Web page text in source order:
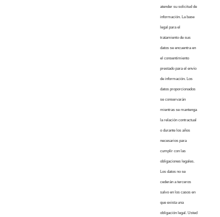
atender su solicitud de
información. La base
legal para el
tratamiento de sus
datos se encuentra en
el consentimiento
prestado para el envío
de información. Los
datos proporcionados
se conservarán
mientras se mantenga
la relación contractual
o durante los años
necesarios para
cumplir con las
obligaciones legales.
Los datos no se
cederán a terceros
salvo en los casos en
que exista una
obligación legal. Usted